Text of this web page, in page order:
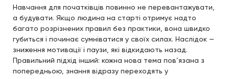
Навчання для початківців повинно не перевантажувати,
а будувати. Якщо людина на старті отримує надто
багато розрізнених правил без практики, вона швидко
губиться і починає сумніватися у своїх силах. Наслідок —
зниження мотивації і паузи, які відкидають назад.
Правильний підхід інший: кожна нова тема пов’язана з
попередньою, знання відразу переходять у